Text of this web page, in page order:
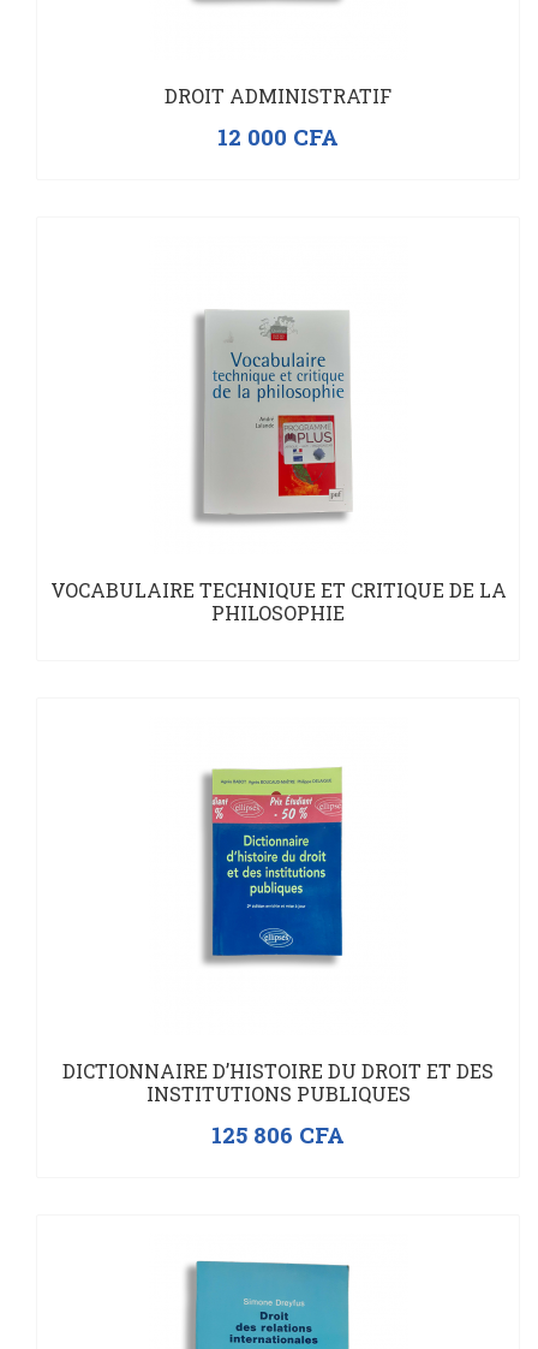
DROIT ADMINISTRATIF
12 000 CFA
VOCABULAIRE TECHNIQUE ET CRITIQUE DE LA
PHILOSOPHIE
DICTIONNAIRE D’HISTOIRE DU DROIT ET DES
INSTITUTIONS PUBLIQUES
125 806 CFA